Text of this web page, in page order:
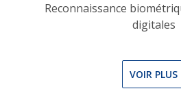
Reconnaissance
digitales
VOIR PLUS